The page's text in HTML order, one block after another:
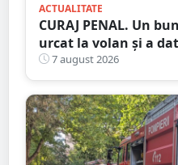
ACTUALITATE
CURAJ PENAL. Un
urcat la volan și a
Satu Mare
7 august 2026